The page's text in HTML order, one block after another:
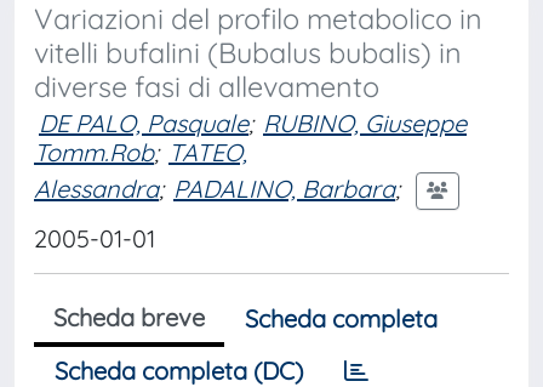
Variazioni del profilo metabolico in
vitelli bufalini (Bubalus bubalis) in
diverse fasi di allevamento
DE PALO, Pasquale; RUBINO, Giuseppe
Tomm.Rob; TATEO,
Alessandra; PADALINO, Barbara;
2005-01-01
Scheda breve
Scheda completa
Scheda completa (DC)